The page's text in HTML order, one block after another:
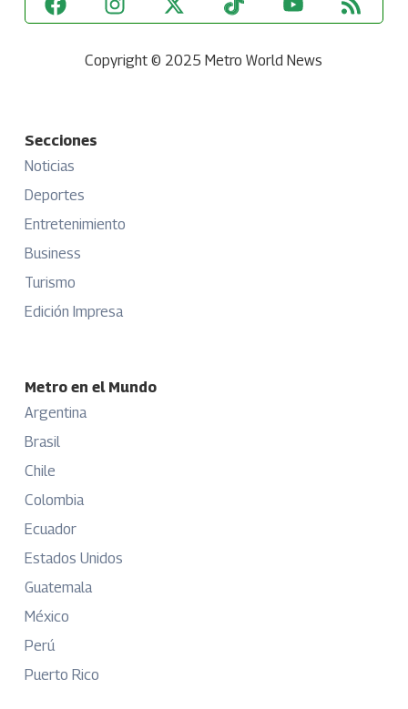
Copyright © 2025 Metro World News
Secciones
Noticias
Deportes
Entretenimiento
Business
Turismo
Edición Impresa
Metro en el Mundo
Argentina
Brasil
Chile
Colombia
Ecuador
Estados Unidos
Guatemala
México
Perú
Puerto Rico